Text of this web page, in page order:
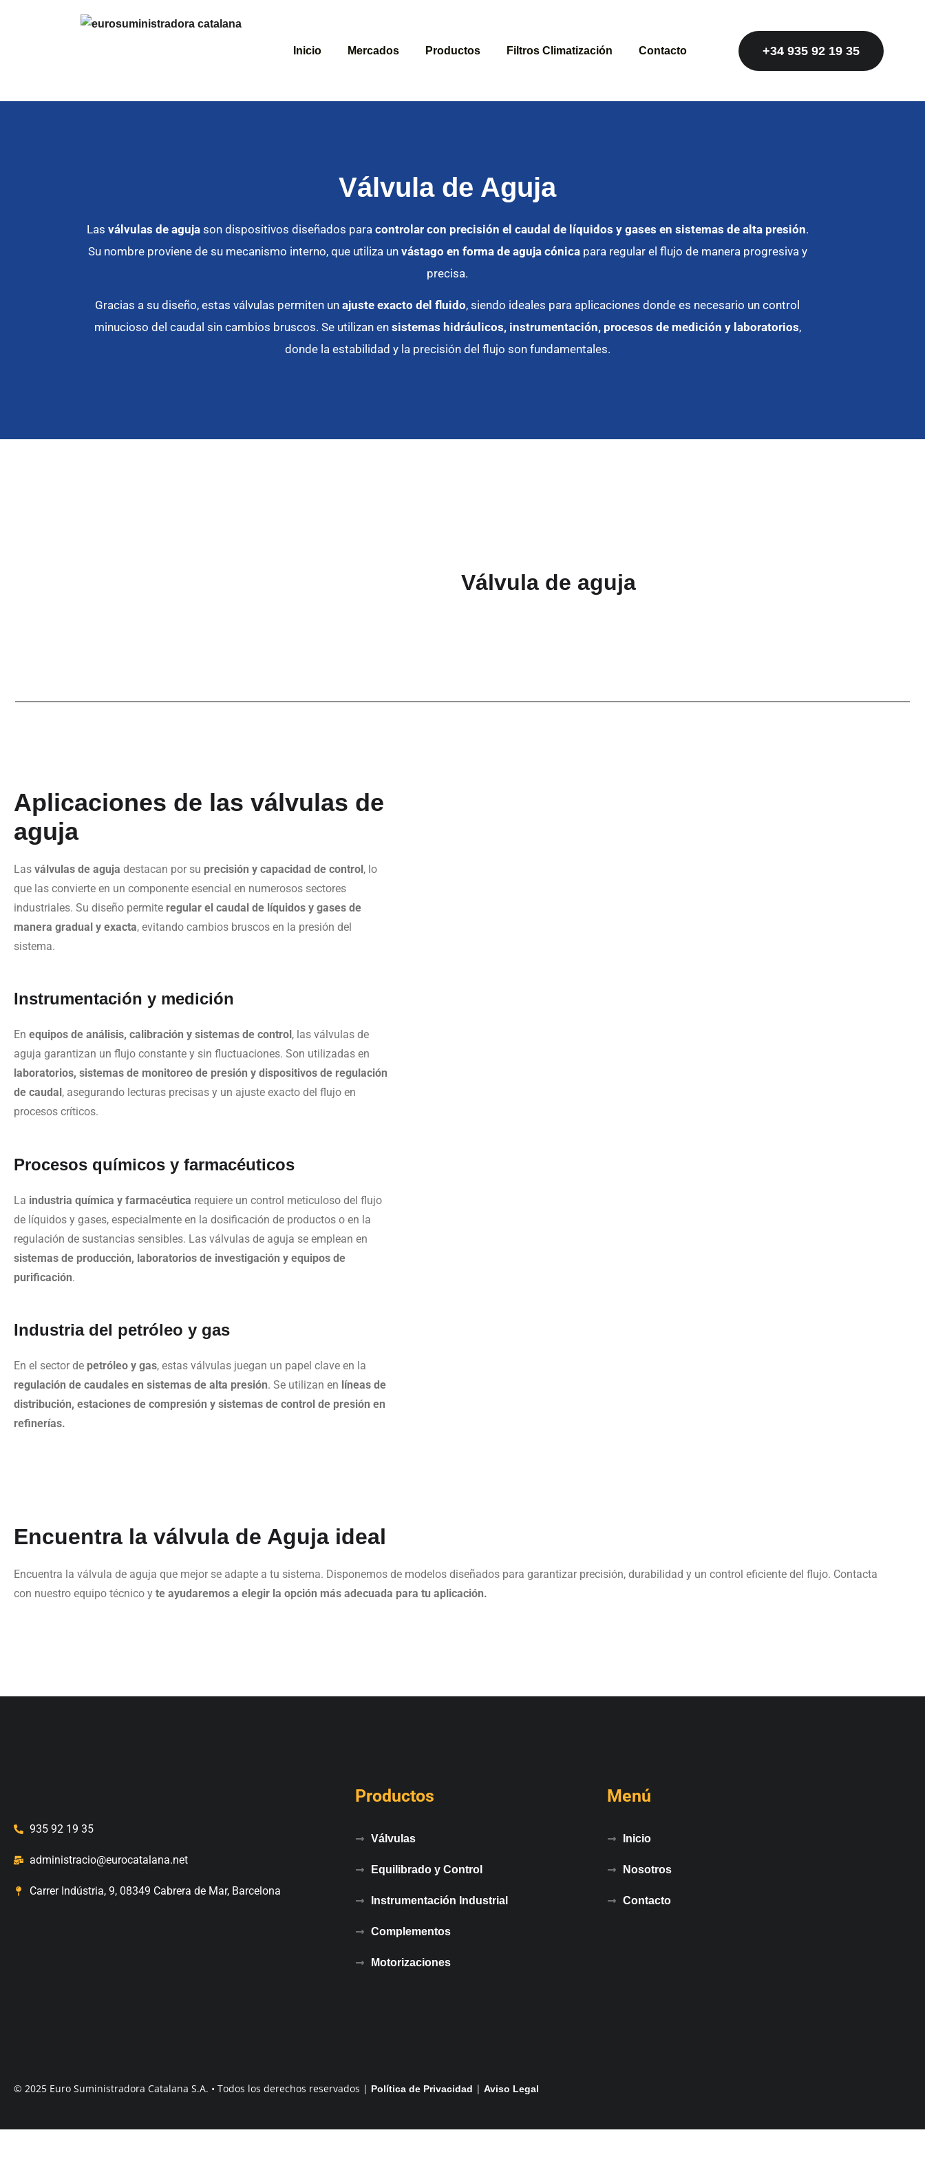
Inicio Mercados Productos Filtros Climatización Contacto +34 935 92 19 35
Válvula de Aguja
Las válvulas de agujason dispositivos diseñados para controlar con precisión el caudal de líquidos y gases en sistemas de alta presión.
Su nombre proviene de su mecanismo interno, que utiliza un vástago en forma de aguja cónicapara regular el flujo de manera progresiva y
precisa.
Gracias a su diseño, estas válvulas permiten un ajuste exacto del fluido, siendo ideales para aplicaciones donde es necesario un control
minucioso del caudal sin cambios bruscos. Se utilizan en sistemas hidráulicos, instrumentación, procesos de medición y laboratorios,
donde la estabilidad y la precisión del flujo son fundamentales.
Válvula de aguja
Aplicaciones de las válvulas de
aguja
Las válvulas de aguja destacan por su precisión y capacidad de control, lo
que las convierte en un componente esencial en numerosos sectores
industriales. Su diseño permite regular el caudal de líquidos y gases de
manera gradual y exacta, evitando cambios bruscos en la presión del
sistema.
Instrumentación y medición
En equipos de análisis, calibración y sistemas de control , las válvulas de
aguja garantizan un flujo constante y sin fluctuaciones. Son utilizadas en
laboratorios, sistemas de monitoreo de presión y dispositivos de regulación
de caudal , asegurando lecturas precisas y un ajuste exacto del flujo en
procesos críticos.
Procesos químicos y farmacéuticos
La industria química y farmacéutica requiere un control meticuloso del flujo
de líquidos y gases, especialmente en la dosificación de productos o en la
regulación de sustancias sensibles. Las válvulas de aguja se emplean en
sistemas de producción, laboratorios de investigación y equipos de
purificación.
Industria del petróleo y gas
En el sector de petróleo y gas, estas válvulas juegan un papel clave en la
regulación de caudales en sistemas de alta presión. Se utilizan en líneas de
distribución, estaciones de compresión y sistemas de control de presión en
refinerías.
Encuentra la válvula de Aguja ideal
Encuentra la válvula de aguja que mejor se adapte a tu sistema. Disponemos de modelos diseñados para garantizar precisión, durabilidad y un control eficiente del flujo. Contacta
con nuestro equipo técnico y te ayudaremos a elegir la opción más adecuada para tu aplicación.
935 92 19 35
administracio@eurocatalana.net
Carrer Indústria, 9, 08349 Cabrera de Mar, Barcelona
Productos
Válvulas
Equilibrado y Control
Instrumentación Industrial
Complementos
Motorizaciones
Menú
Inicio
Nosotros
Contacto
© 2025 Euro Suministradora Catalana S.A. • Todos los derechos reservados | Política de Privacidad | Aviso Legal